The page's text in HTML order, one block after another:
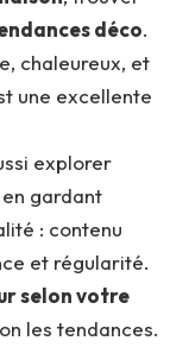
déco.
chaleureux, et
une excellente
explorer
gardant
: contenu
et régularité.
selon votre
les tendances.